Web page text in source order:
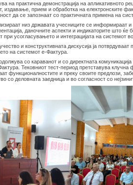
на практична демонстрација на апликативното
издавање, прием и обработка на електронските
да се запознаат со практичната примена на
низ државата учесниците се информираат
даночните аспекти и индикаторите што
усогласувањето и интеграцијата на системот
и конструктивната дискусија ја
на системот е-Фактура.
со караванот и со директната
Тековниот тест-период претставува
функционалностите и преку своите предлози,
со деловната заедница и во согласност со